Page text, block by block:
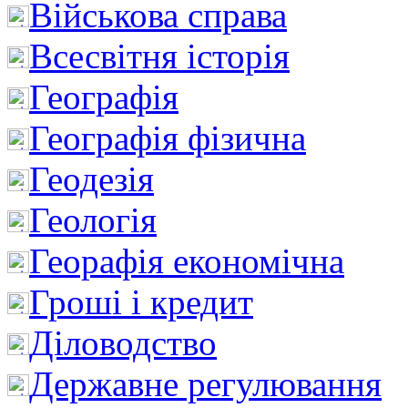
Військова справа
Всесвітня історія
Географія
Географія фізична
Геодезія
Геологія
Георафія економічна
Гроші і кредит
Діловодство
Державне регулювання